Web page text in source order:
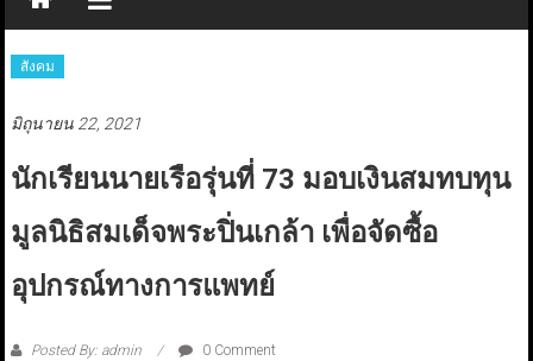
สังคม
มิถุนายน 22, 2021
นักเรียนนายเรือรุ่นที่ 73 มอบเงินสมทบทุน
มูลนิธิสมเด็จพระปิ่นเกล้า เพื่อจัดซื้อ
อุปกรณ์ทางการแพทย์
Posted By: admin 0 Comment